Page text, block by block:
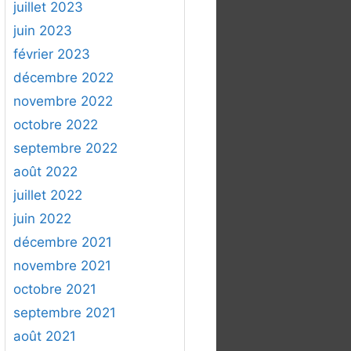
juillet 2023
juin 2023
février 2023
décembre 2022
novembre 2022
octobre 2022
septembre 2022
août 2022
juillet 2022
juin 2022
décembre 2021
novembre 2021
octobre 2021
septembre 2021
août 2021